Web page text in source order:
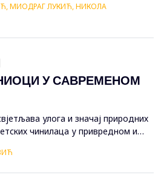
у увозно оријентисане земље
указује да је, поред мјера
од стране државе, потребно
МИОДРАГ ЛУКИЋ, НИКОЛА
У САВРЕМЕНОМ
улога и значај природних
чинилаца у привредном и
као и &bdquo;кризи хране&ldquo;.